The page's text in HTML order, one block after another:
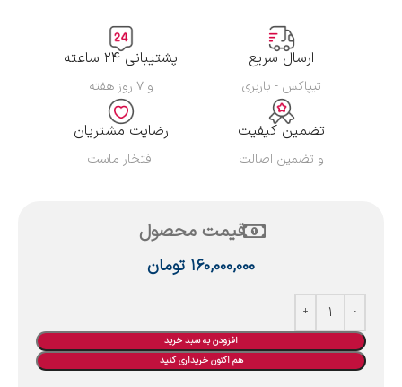
ارسال سریع
تیپاکس - باربری
پشتیبانی ۲۴ ساعته
و ۷ روز هفته
تضمین کیفیت
و تضمین اصالت
رضایت مشتریان
افتخار ماست
قیمت محصول
۱۶۰,۰۰۰,۰۰۰ تومان
افزودن به سبد خرید
هم اکنون خریداری کنید